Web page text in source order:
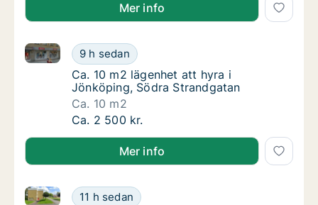
Mer info
Ca. 10 m2 lägenhet att hyra i Jönköping,
9 h sedan
Ca. 10 m2 lägenhet att hyra i Jönköping, Södra
Ca. 10 m2 lägenhet att hyra i Jönköping,
Ca. 10 m2 lägenhet att hyra i
Jönköping, Södra Strandgatan
Ca. 10 m2
Ca. 10 m2 lägenhet att hyra i Jönköping,
Ca. 2 500 kr.
Mer info
Ca. 65 m2 lägenhet att hyra i Värnamo,
11 h sedan
Ca. 65 m2 lägenhet att hyra i Värnamo,